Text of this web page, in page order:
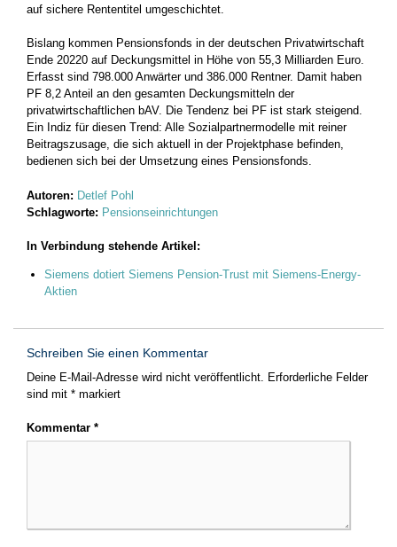
auf sichere Rententitel umgeschichtet.
Bislang kommen Pensionsfonds in der deutschen Privatwirtschaft
Ende 20220 auf Deckungsmittel in Höhe von 55,3 Milliarden Euro.
Erfasst sind 798.000 Anwärter und 386.000 Rentner. Damit haben
PF 8,2 Anteil an den gesamten Deckungsmitteln der
privatwirtschaftlichen bAV. Die Tendenz bei PF ist stark steigend.
Ein Indiz für diesen Trend: Alle Sozialpartnermodelle mit reiner
Beitragszusage, die sich aktuell in der Projektphase befinden,
bedienen sich bei der Umsetzung eines Pensionsfonds.
Autoren: Detlef Pohl
Schlagworte: Pensionseinrichtungen
In Verbindung stehende Artikel:
Siemens dotiert Siemens Pension-Trust mit Siemens-Energy-
Aktien
Schreiben Sie einen Kommentar
Deine E-Mail-Adresse wird nicht veröffentlicht.
Erforderliche Felder
sind mit * markiert
Kommentar *